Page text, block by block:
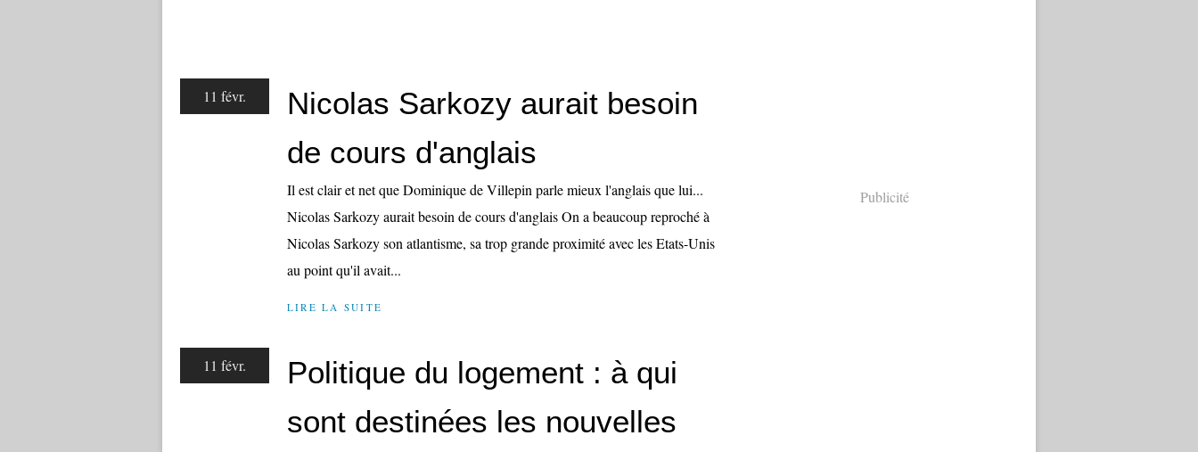
11 févr.
Nicolas Sarkozy aurait besoin
de cours d'anglais
Il est clair et net que Dominique de Villepin parle mieux l'anglais que lui...
Nicolas Sarkozy aurait besoin de cours d'anglais On a beaucoup reproché à
Nicolas Sarkozy son atlantisme, sa trop grande proximité avec les Etats-Unis
au point qu'il avait...
LIRE LA SUITE
11 févr.
Politique du logement : à qui
sont destinées les nouvelles
Publicité